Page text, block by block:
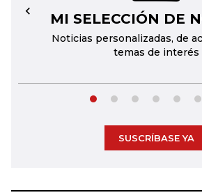
MI SELECCIÓN DE
Noticias personalizadas, de
temas de interés
←
SUSCRÍBASE YA